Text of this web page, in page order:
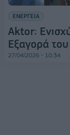
ΕΝΕΡΓΕΙΑ
Aktor:
Εξαγορά
27/04/2026 - 10:34